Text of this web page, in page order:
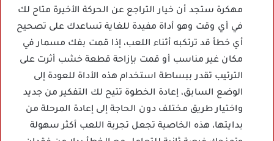
مهكرة ستجد أن خيار التراجع عن الحركة الأخيرة متاح لك
في أي وقت وهو أداة مفيدة للغاية تساعدك على تصحيح
أي خطأ قد ترتكبه أثناء اللعب، إذا قمت بفك مسمار في
مكان غير مناسب أو قمت بإزاحة قطعة خشب أثرت على
الترتيب تقدر ببساطة استخدام هذه الأداة للعودة إلى
الوضع السابق، إعادة الخطوة تتيح لك التفكير من جديد
واختيار طريق مختلف دون الحاجة إلى إعادة المرحلة من
بدايتها، هذه الخاصية تجعل تجربة اللعب أكثر سهولة